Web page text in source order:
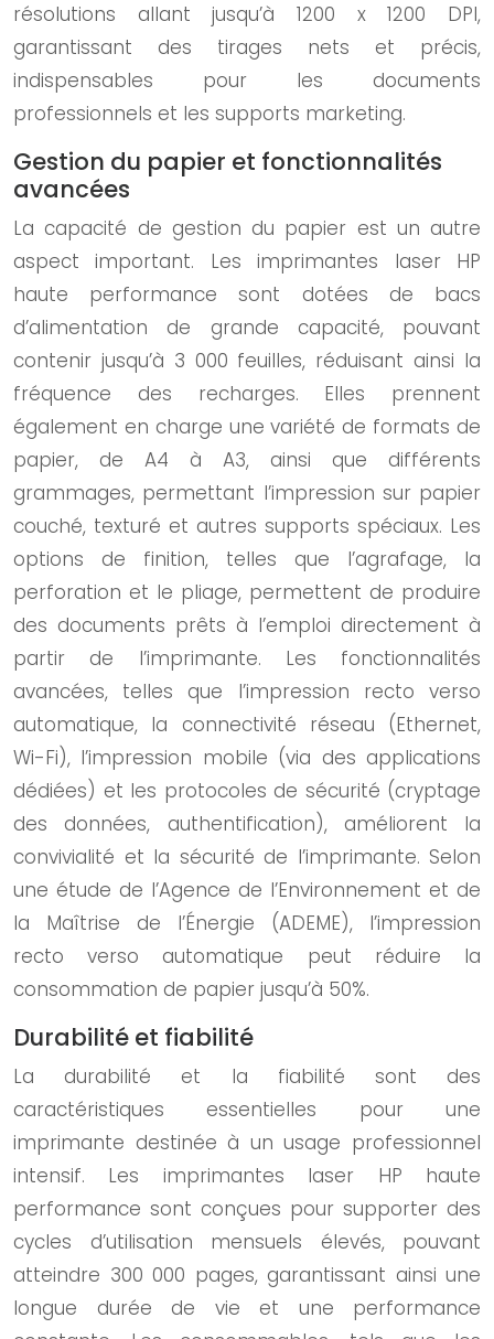
résolutions allant jusqu’à 1200 x 1200 DPI,
garantissant des tirages nets et précis,
indispensables pour les documents
professionnels et les supports marketing.
Gestion du papier et fonctionnalités
avancées
La capacité de gestion du papier est un autre
aspect important. Les imprimantes laser HP
haute performance sont dotées de bacs
d’alimentation de grande capacité, pouvant
contenir jusqu’à 3 000 feuilles, réduisant ainsi la
fréquence des recharges. Elles prennent
également en charge une variété de formats de
papier, de A4 à A3, ainsi que différents
grammages, permettant l’impression sur papier
couché, texturé et autres supports spéciaux. Les
options de finition, telles que l’agrafage, la
perforation et le pliage, permettent de produire
des documents prêts à l’emploi directement à
partir de l’imprimante. Les fonctionnalités
avancées, telles que l’impression recto verso
automatique, la connectivité réseau (Ethernet,
Wi-Fi), l’impression mobile (via des applications
dédiées) et les protocoles de sécurité (cryptage
des données, authentification), améliorent la
convivialité et la sécurité de l’imprimante. Selon
une étude de l’Agence de l’Environnement et de
la Maîtrise de l’Énergie (ADEME), l’impression
recto verso automatique peut réduire la
consommation de papier jusqu’à 50%.
Durabilité et fiabilité
La durabilité et la fiabilité sont des
caractéristiques essentielles pour une
imprimante destinée à un usage professionnel
intensif. Les imprimantes laser HP haute
performance sont conçues pour supporter des
cycles d’utilisation mensuels élevés, pouvant
atteindre 300 000 pages, garantissant ainsi une
longue durée de vie et une performance